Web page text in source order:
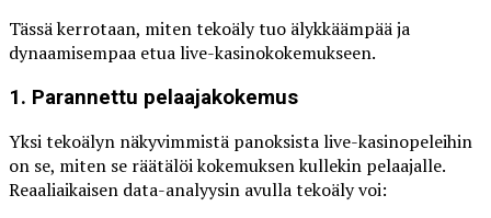
Tässä kerrotaan, miten tekoäly tuo älykkäämpää ja
dynaamisempaa etua live-kasinokokemukseen.
1. Parannettu pelaajakokemus
Yksi tekoälyn näkyvimmistä panoksista live-kasinopeleihin
on se, miten se räätälöi kokemuksen kullekin pelaajalle.
Reaaliaikaisen data-analyysin avulla tekoäly voi: